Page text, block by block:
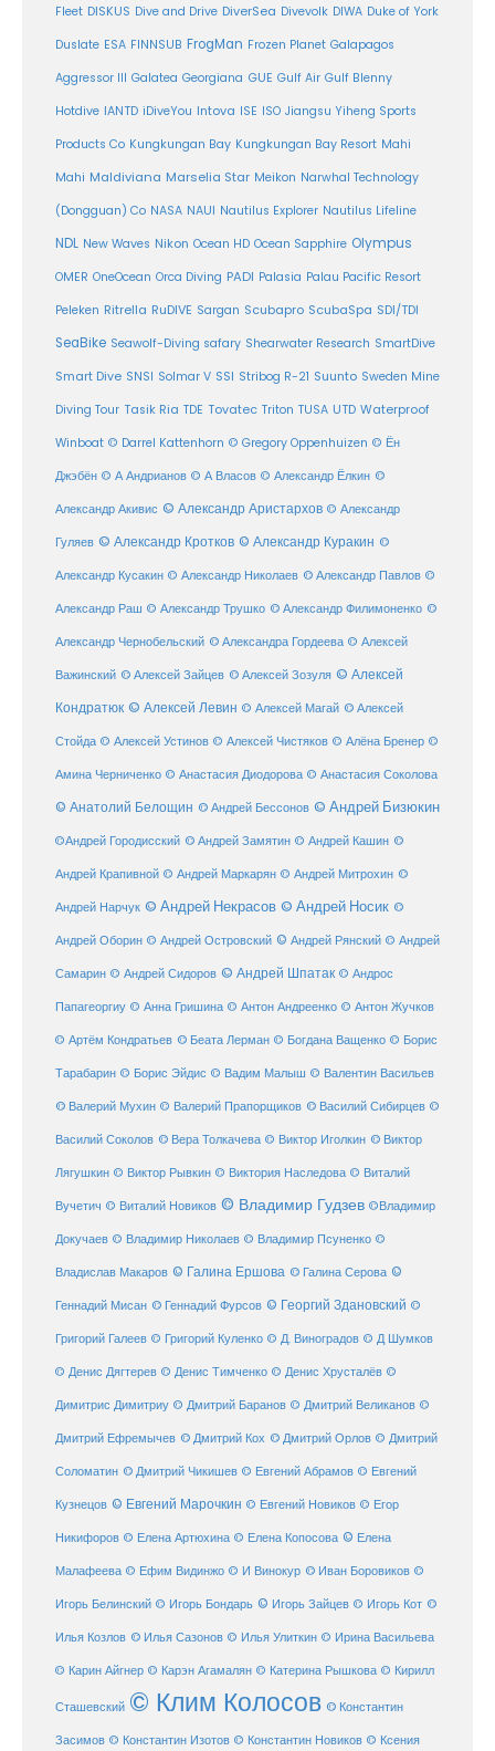
Fleet DISKUS Dive and Drive DiverSea Divevolk DIWA Duke of York
Duslate ESA FINNSUB FrogMan Frozen Planet Galapagos
Aggressor III Galatea Georgiana GUE Gulf Air Gulf Blenny
Hotdive IANTD iDiveYou Intova ISE ISO Jiangsu Yiheng Sports
Products Co Kungkungan Bay Kungkungan Bay Resort Mahi
Mahi Maldiviana Marselia Star Meikon Narwhal Technology
(Dongguan) Co NASA NAUI Nautilus Explorer Nautilus Lifeline
NDL New Waves Nikon Ocean HD Ocean Sapphire Olympus
OMER OneOcean Orca Diving PADI Palasia Palau Pacific Resort
Peleken Ritrella RuDIVE Sargan Scubapro ScubaSpa SDI/TDI
SeaBike Seawolf-Diving safary Shearwater Research SmartDive
Smart Dive SNSI Solmar V SSI Stribog R-21 Suunto Sweden Mine
Diving Tour Tasik Ria TDE Tovatec Triton TUSA UTD Waterproof
Winboat © Darrel Kattenhorn © Gregory Oppenhuizen © Ён
Джэбён © А Андрианов © А Власов © Александр Ёлкин ©
Александр Акивис © Александр Аристархов © Александр
Гуляев © Александр Кротков © Александр Куракин ©
Александр Кусакин © Александр Николаев © Александр Павлов ©
Александр Раш © Александр Трушко © Александр Филимоненко ©
Александр Чернобельский © Александра Гордеева © Алексей
Важинский © Алексей Зайцев © Алексей Зозуля © Алексей
Кондратюк © Алексей Левин © Алексей Магай © Алексей
Стойда © Алексей Устинов © Алексей Чистяков © Алёна Бренер ©
Амина Черниченко © Анастасия Диодорова © Анастасия Соколова
© Анатолий Белощин © Андрей Бессонов © Андрей Бизюкин
©Андрей Городисский © Андрей Замятин © Андрей Кашин ©
Андрей Крапивной © Андрей Маркарян © Андрей Митрохин ©
Андрей Нарчук © Андрей Некрасов © Андрей Носик ©
Андрей Оборин © Андрей Островский © Андрей Рянский © Андрей
Самарин © Андрей Сидоров © Андрей Шпатак © Андрос
Папагеоргиу © Анна Гришина © Антон Андреенко © Антон Жучков
© Артём Кондратьев © Беата Лерман © Богдана Ващенко © Борис
Тарабарин © Борис Эйдис © Вадим Малыш © Валентин Васильев
© Валерий Мухин © Валерий Прапорщиков © Василий Сибирцев ©
Василий Соколов © Вера Толкачева © Виктор Иголкин © Виктор
Лягушкин © Виктор Рывкин © Виктория Наследова © Виталий
Вучетич © Виталий Новиков © Владимир Гудзев ©Владимир
Докучаев © Владимир Николаев © Владимир Псуненко ©
Владислав Макаров © Галина Ершова © Галина Серова ©
Геннадий Мисан © Геннадий Фурсов © Георгий Здановский ©
Григорий Галеев © Григорий Куленко © Д. Виноградов © Д Шумков
© Денис Дягтерев © Денис Тимченко © Денис Хрусталёв ©
Димитрис Димитриу © Дмитрий Баранов © Дмитрий Великанов ©
Дмитрий Ефремычев © Дмитрий Кох © Дмитрий Орлов © Дмитрий
Соломатин © Дмитрий Чикишев © Евгений Абрамов © Евгений
Кузнецов © Евгений Марочкин © Евгений Новиков © Егор
Никифоров © Елена Артюхина © Елена Копосова © Елена
Малафеева © Ефим Видинжо © И Винокур © Иван Боровиков ©
Игорь Белинский © Игорь Бондарь © Игорь Зайцев © Игорь Кот ©
Илья Козлов © Илья Сазонов © Илья Улиткин © Ирина Васильева
© Карин Айгнер © Карэн Агамалян © Катерина Рышкова © Кирилл
Сташевский © Клим Колосов © Константин
Засимов © Константин Изотов © Константин Новиков © Ксения